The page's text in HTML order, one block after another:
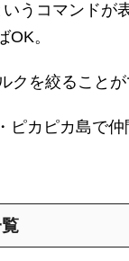
いうコマンドが
OK。
クを絞ることが
ピカピカ島で仲